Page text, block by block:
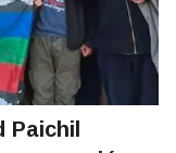
Paichil